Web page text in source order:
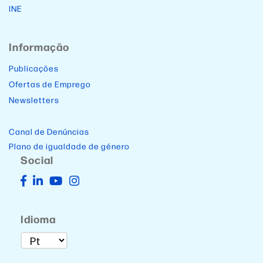
INE
Informação
Publicações
Ofertas de Emprego
Newsletters
Canal de Denúncias
Plano de igualdade de género
Social
Idioma